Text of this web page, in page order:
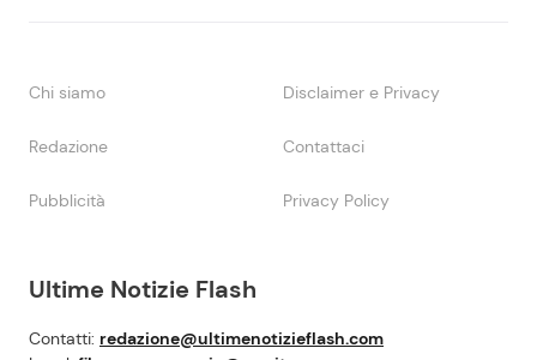
Ultime Notizie Flash
Contatti: redazione@ultimenotizieflash.com
Chi siamo Disclaimer e Privacy
Redazione Contattaci
Pubblicità Privacy Policy